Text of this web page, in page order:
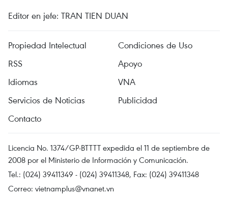
Editor en jefe: TRAN TIEN DUAN
Propiedad Intelectual
Condiciones de Uso
RSS
Apoyo
Idiomas
VNA
Servicios de Noticias
Publicidad
Contacto
Licencia No. 1374/GP-BTTTT expedida el 11 de septiembre de
2008 por el Ministerio de Información y Comunicación.
Tel.: (024) 39411349 - (024) 39411348, Fax: (024) 39411348
Correo: vietnamplus@vnanet.vn